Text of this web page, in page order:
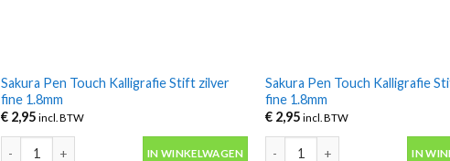
Sakura Pen Touch Kalligrafie Stift zilver
fine 1.8mm
€ 2,95 incl. BTW
Sakura Pen Touch Kalligrafie Stift zilver fine 1.8mm aantal
IN WINKELWAGEN
Sakura Pen Touch Kalligrafie
fine 1.8mm
€ 2,95 incl. BTW
Sakura Pen Touch Kalligrafie
IN